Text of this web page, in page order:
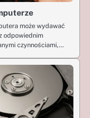
może wydawać
odpowiednim
czynnościami,…